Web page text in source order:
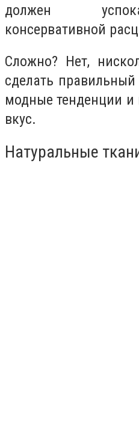
должен
консервативной
Сложно? Нет,
сделать
модные тенденции и
вкус.
Натуральные